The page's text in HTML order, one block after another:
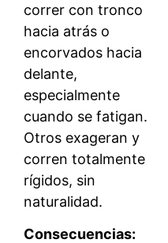
correr con tronco
hacia atrás o
encorvados hacia
delante,
especialmente
cuando se fatigan.
Otros exageran y
corren totalmente
rígidos, sin
naturalidad.
Consecuencias: